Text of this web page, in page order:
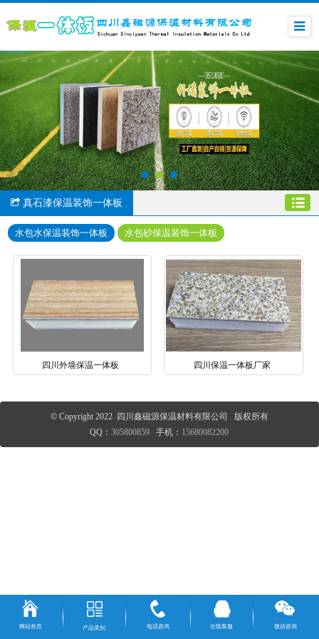
真石漆保温装饰一体板
水包水保温装饰一体板 水包砂保温装饰一体板
四川外墙保温一体板 四川保温一体板厂家
© Copyright 2022 四川鑫磁源保温材料有限公司 版权所有
QQ：305800859 手机： 15680082200
网站首页 产品类别 电话咨询 在线客服 微信咨询